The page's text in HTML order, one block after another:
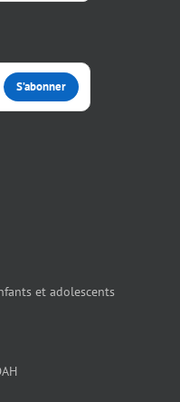
S’abonner
et adolescents